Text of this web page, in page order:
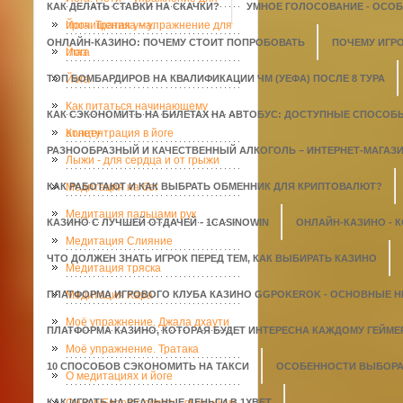
КАК ДЕЛАТЬ СТАВКИ НА СКАЧКИ? УМНОЕ ГОЛОСОВАНИЕ -
ОНЛАЙН-КАЗИНО: ПОЧЕМУ СТОИТ ПОПРОБОВАТЬ ПОЧЕМУ
ТОП БОМБАРДИРОВ НА КВАЛИФИКАЦИИ ЧМ (УЕФА) ПОСЛЕ 8 ТУРА
КАК СЭКОНОМИТЬ НА БИЛЕТАХ НА АВТОБУС: ДОСТУПНЫЕ
РАЗНООБРАЗНЫЙ И КАЧЕСТВЕННЫЙ АЛКОГОЛЬ – ИНТЕРНЕТ-
КАК РАБОТАЮТ И КАК ВЫБРАТЬ ОБМЕННИК ДЛЯ КРИПТОВАЛЮТ?
КАЗИНО С ЛУЧШЕЙ ОТДАЧЕЙ - 1СASINOWIN ОНЛАЙН-КАЗИНО -
ЧТО ДОЛЖЕН ЗНАТЬ ИГРОК ПЕРЕД ТЕМ, КАК ВЫБИРАТЬ КАЗИНО
ПЛАТФОРМА ИГРОВОГО КЛУБА КАЗИНО GGPOKEROK -
ПЛАТФОРМА КАЗИНО, КОТОРАЯ БУДЕТ ИНТЕРЕСНА КАЖДОМУ
10 СПОСОБОВ СЭКОНОМИТЬ НА ТАКСИ ОСОБЕННОСТИ
прочищения ума.
Йога. Тратака – упражнение для
глаз
Йога
Йога
Как питаться начинающему
атлету
Концентрация в йоге
Лыжи - для сердца и от грыжи
Медитация на бег
Медитация пальцами рук
Медитация Слияние
Медитация тряска
Медитация Хара
Моё упражнение. Джала дхаути
Моё упражнение. Тратака
О медитациях и йоге